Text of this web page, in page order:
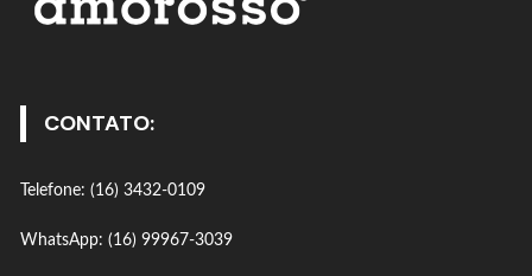
CONTATO:
Telefone: (16) 3432-0109
WhatsApp: (16) 99967-3039